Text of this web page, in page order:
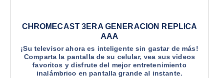
CHROMECAST 3ERA GENERACION REPLICA
AAA
¡Su televisor ahora es inteligente sin gastar de más!
Comparta la pantalla de su celular, vea sus videos
favoritos y disfrute del mejor entretenimiento
inalámbrico en pantalla grande al instante.